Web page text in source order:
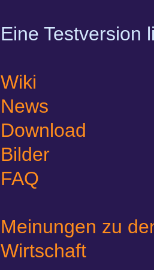
Eine Testversion
Wiki
News
Download
Bilder
FAQ
Meinungen zu
Wirtschaft